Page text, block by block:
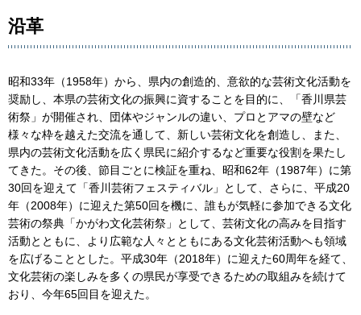
沿革
昭和33年（1958年）から、県内の創造的、意欲的な芸術文化活動を
奨励し、本県の芸術文化の振興に資することを目的に、「香川県芸
術祭」が開催され、団体やジャンルの違い、プロとアマの壁など
様々な枠を越えた交流を通して、新しい芸術文化を創造し、また、
県内の芸術文化活動を広く県民に紹介するなど重要な役割を果たし
てきた。その後、節目ごとに検証を重ね、昭和62年（1987年）に第
30回を迎えて「香川芸術フェスティバル」として、さらに、平成20
年（2008年）に迎えた第50回を機に、誰もが気軽に参加できる文化
芸術の祭典「かがわ文化芸術祭」として、芸術文化の高みを目指す
活動とともに、より広範な人々とともにある文化芸術活動へも領域
を広げることとした。平成30年（2018年）に迎えた60周年を経て、
文化芸術の楽しみを多くの県民が享受できるための取組みを続けて
おり、今年65回目を迎えた。